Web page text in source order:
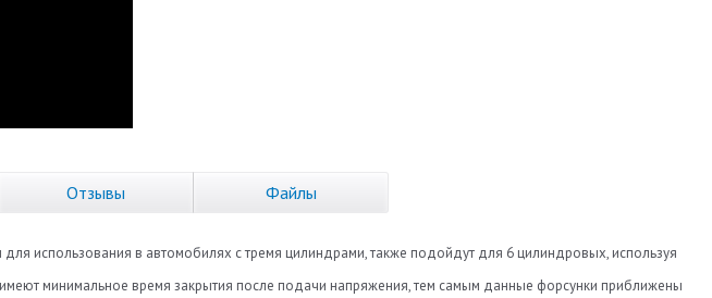
Отзывы Файлы
использования в автомобилях с тремя цилиндрами, также подойдут для 6 цилиндровых, используя
минимальное время закрытия после подачи напряжения, тем самым данные форсунки приближены